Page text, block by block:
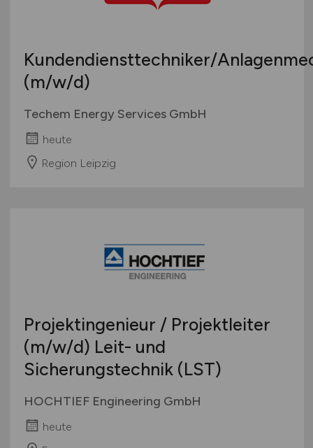
Kundendiensttechniker/
(m/w/d)
Techem Energy Services GmbH
heute
Region Leipzig
Projektingenieur / Projektleiter
(m/w/d) Leit- und
Sicherungstechnik (LST)
HOCHTIEF Engineering GmbH
heute